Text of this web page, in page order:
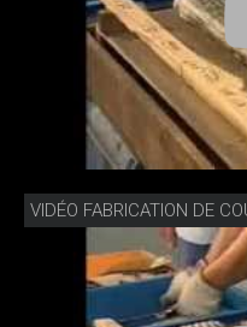
VIDÉO FABRICATION DE